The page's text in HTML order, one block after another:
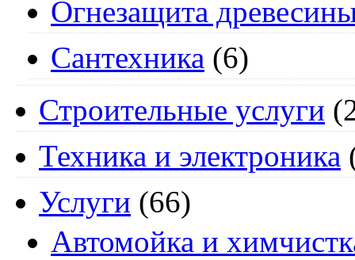
Огнезащита
Сантехника (6)
Строительные услуги
Техника и электроника
Услуги (66)
Автомойка и